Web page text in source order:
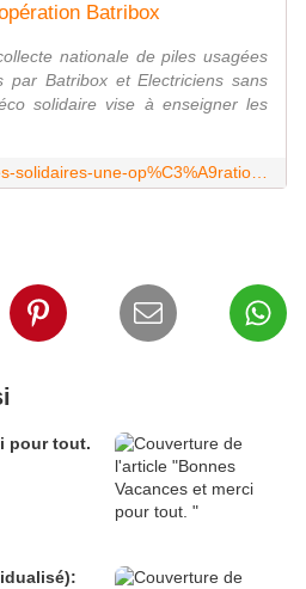
Batribox
nationale de piles usagées
par Batribox et Electriciens sans
solidaire vise à enseigner les
pour tout.